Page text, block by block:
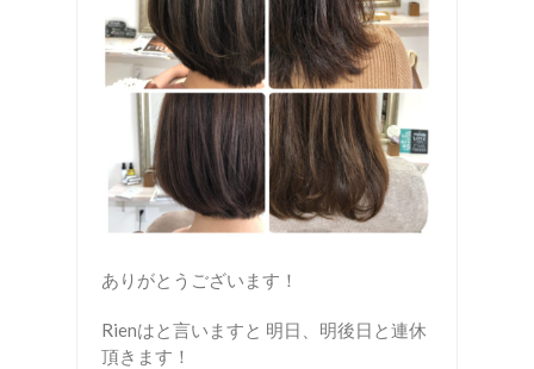
ありがとうございます！
Rienはと言いますと 明日、明後日と連休
頂きます！